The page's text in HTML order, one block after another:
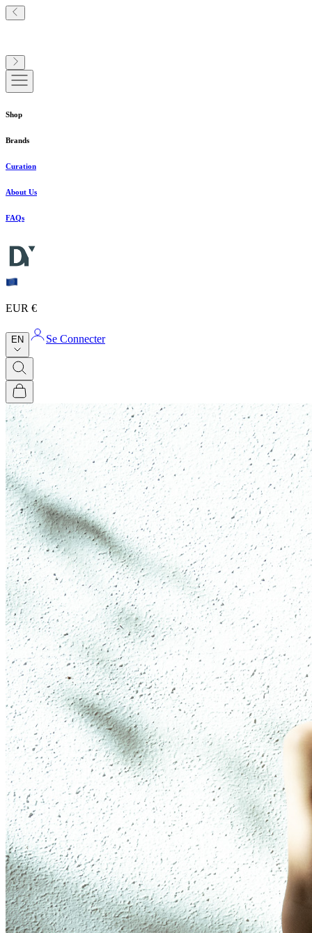
Shop
Brands
Curation
About Us
FAQs
EUR €
EN Se Connecter